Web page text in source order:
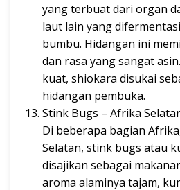
yang terbuat dari organ
laut lain yang
bumbu. Hidangan ini
dan rasa yang sangat
kuat, shiokara disukai
hidangan pembuka.
Stink Bugs – Afrika
Di beberapa bagian
Selatan, stink bugs atau
disajikan sebagai
aroma alaminya tajam,